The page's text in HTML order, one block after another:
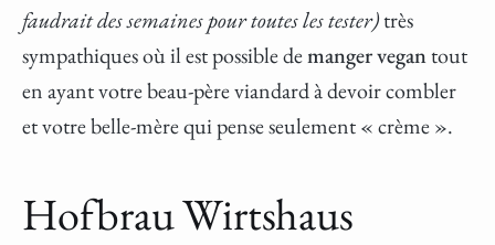
faudrait des semaines pour toutes les tester)très
sympathiques où il est possible demanger vegantout
en ayant votre beau-père viandard à devoir combler
et votre belle-mère qui pense seulement « crème ».
Hofbrau Wirtshaus